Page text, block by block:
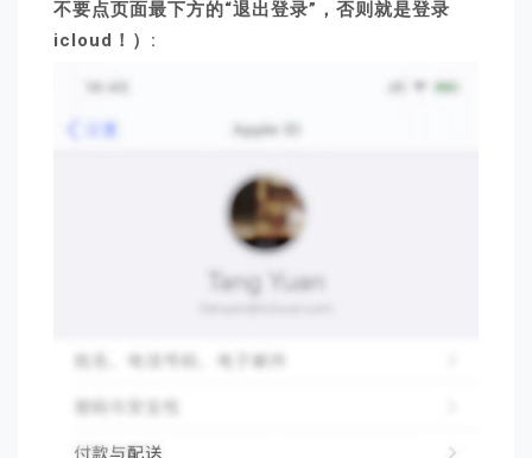
不要点页面最下方的“退出登录”，否则就是登录
icloud！）: